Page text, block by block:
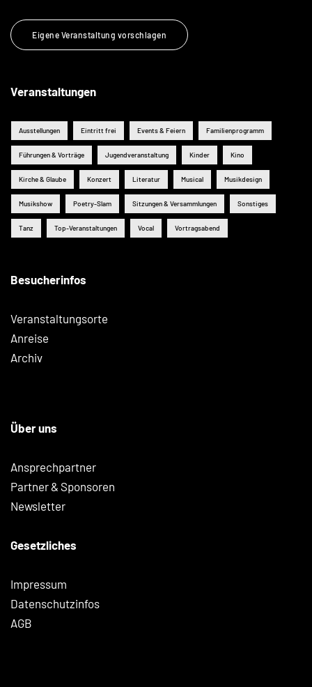
Eigene Veranstaltung vorschlagen
Veranstaltungen
Ausstellungen Eintritt frei Events & Feiern Familienprogramm
Führungen & Vorträge Jugendveranstaltung Kinder Kino
Kirche & Glaube Konzert Literatur Musical Musikdesign
Musikshow Poetry-Slam Sitzungen & Versammlungen Sonstiges
Tanz Top-Veranstaltungen Vocal Vortragsabend
Besucherinfos
Veranstaltungsorte
Anreise
Archiv
Über uns
Ansprechpartner
Partner & Sponsoren
Newsletter
Gesetzliches
Impressum
Datenschutzinfos
AGB